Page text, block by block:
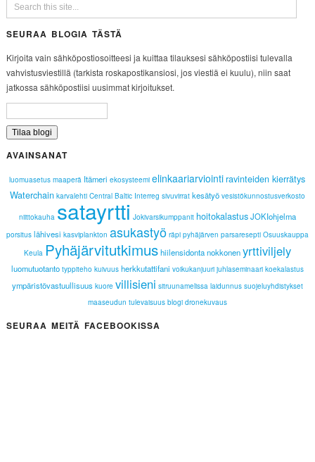
SEURAA BLOGIA TÄSTÄ
Kirjoita vain sähköpostiosoitteesi ja kuittaa tilauksesi sähköpostiisi tulevalla
vahvistusviestillä (tarkista roskapostikansiosi, jos viestiä ei kuulu), niin saat
jatkossa sähköpostiisi uusimmat kirjoitukset.
AVAINSANAT
luomuasetus maaperä Itämeri ekosysteemi elinkaariarviointiravinteiden kierrätys
Waterchain karvalehti Central Baltic Interreg sivuvirrat kesätyö vesistökunnostusverkosto
niittokauha satayrtti Jokivarsikumppanit hoitokalastusJOKIohjelma
porsitus lähivesi kasviplankton asukastyö räpi pyhäjärven parsaresepti Osuuskauppa
Keula Pyhäjärvitutkimushiilensidontanokkonenyrttiviljely
luomutuotanto typpiteho kuivuus herkkutattifani voikukanjuuri juhlaseminaari koekalastus
ympäristövastuullisuus kuore villisieni sitruunamelissa laidunnus suojeluyhdistykset
maaseudun tulevaisuus blogi dronekuvaus
SEURAA MEITÄ FACEBOOKISSA